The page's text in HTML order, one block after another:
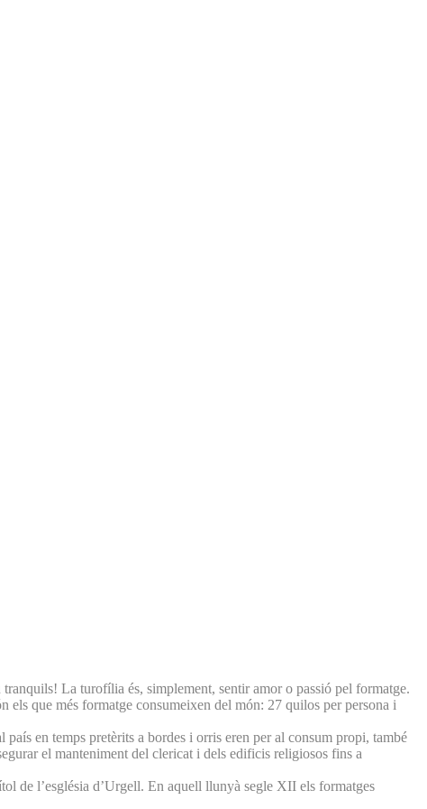
La turofília és, simplement, sentir amor o passió pel formatge.
els que més formatge consumeixen del món: 27 quilos per persona i
en temps pretèrits a bordes i orris eren per al consum propi, també
el manteniment del clericat i dels edificis religiosos fins a
de l’església d’Urgell. En aquell llunyà segle XII els formatges